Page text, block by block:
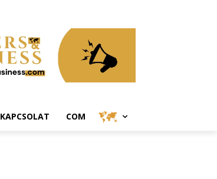
KAPCSOLAT COM